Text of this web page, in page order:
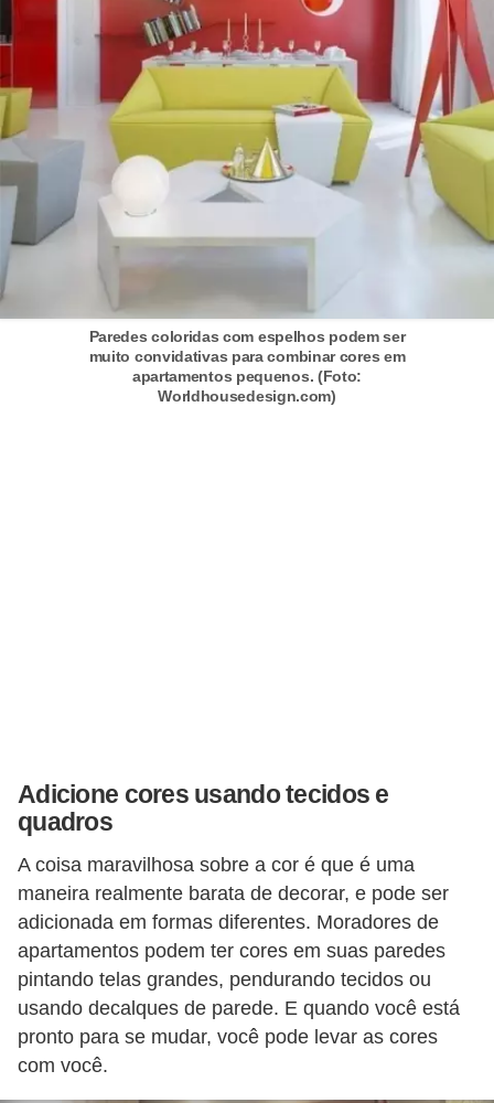
Paredes coloridas com espelhos podem ser
muito convidativas para combinar cores em
apartamentos pequenos. (Foto:
Worldhousedesign.com)
Adicione cores usando tecidos e
quadros
A coisa maravilhosa sobre a cor é que é uma
maneira realmente barata de decorar, e pode ser
adicionada em formas diferentes. Moradores de
apartamentos podem ter cores em suas paredes
pintando telas grandes, pendurando tecidos ou
usando decalques de parede. E quando você está
pronto para se mudar, você pode levar as cores
com você.